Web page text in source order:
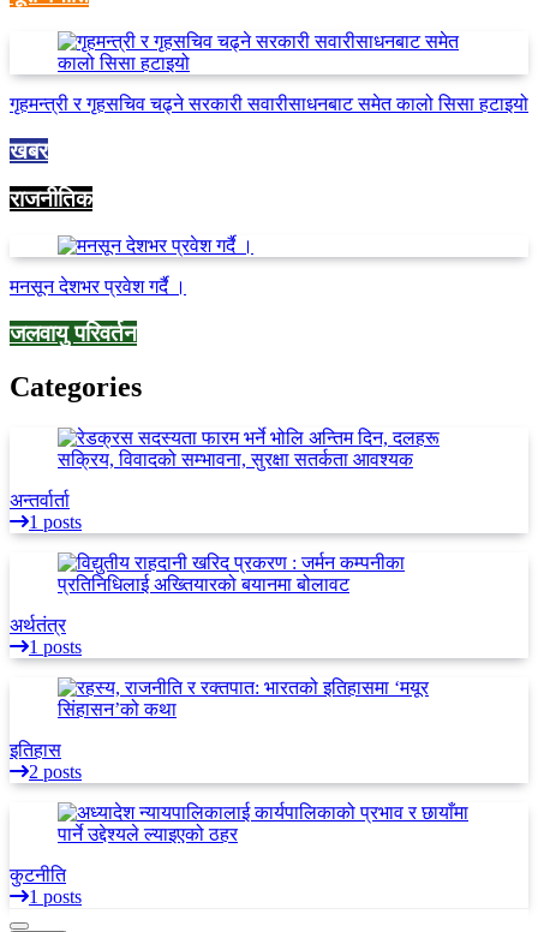
गृहमन्त्री र गृहसचिव चढ्ने सरकारी सवारीसाधनबाट समेत कालो सिसा हटाइयो
खबर
राजनीतिक
मनसून देशभर प्रवेश गर्दै ।
जलवायु परिवर्तन
Categories
अन्तर्वार्ता
1 posts
अर्थतंत्र
1 posts
इतिहास
2 posts
कुटनीति
1 posts